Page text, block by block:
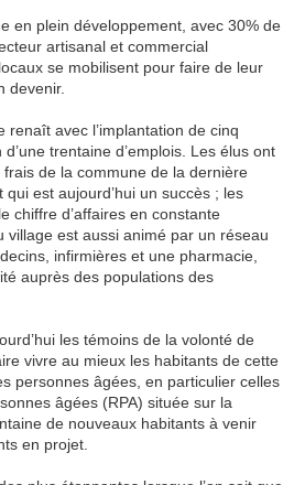
en plein développement, avec 30% de
artisanal et commercial
se mobilisent pour faire de leur
devenir.
renaît avec l’implantation de cinq
trentaine d’emplois. Les élus ont
de la commune de la dernière
est aujourd’hui un succès ; les
chiffre d’affaires en constante
village est aussi animé par un réseau
infirmières et une pharmacie,
auprès des populations des
les témoins de la volonté de
vivre au mieux les habitants de cette
personnes âgées, en particulier celles
âgées (RPA) située sur la
de nouveaux habitants à venir
en projet.